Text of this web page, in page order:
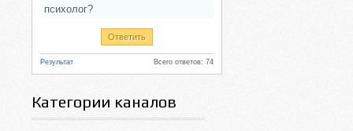
психолог?
Результат Всего ответов: 74
Категории каналов